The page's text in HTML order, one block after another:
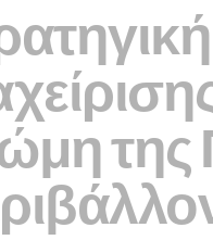
της